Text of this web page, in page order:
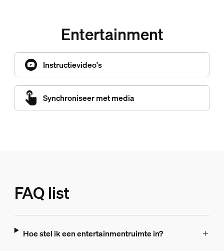
Entertainment
Instructievideo's
Synchroniseer met media
FAQ list
Hoe stel ik een entertainmentruimte in?